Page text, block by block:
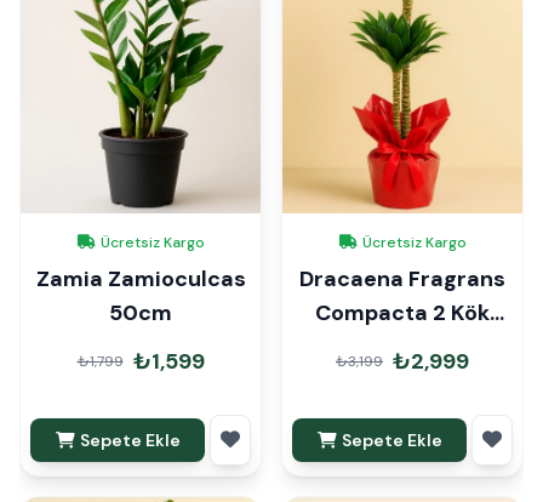
Ücretsiz Kargo
Zamia Zamioculcas
50cm
₺1,799 ₺1,599
Sepete Ekle
Ücretsiz Kargo
Dracaena Fragrans
Compacta 2 Kök
90cm Hediye Paketli
₺3,199 ₺2,999
Sepete Ekle